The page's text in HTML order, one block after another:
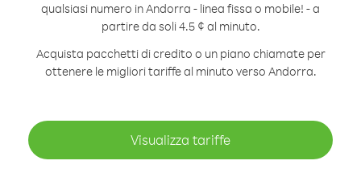
qualsiasi numero in Andorra - linea fissa o mobile! - a
partire da soli 4.5 ¢ al minuto.
Acquista pacchetti di credito o un piano chiamate per
ottenere le migliori tariffe al minuto verso Andorra.
Visualizza tariffe